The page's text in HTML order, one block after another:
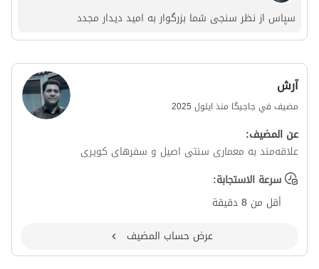
سپاس از نظر سنجی شما بزرگوار به امید دیدار مجدد
آرش
مضيف في جاجیگا منذ ايلول 2025
عن المضيف:
علاقه‌مند به معماری سنتی اصیل و سفرهای کویری
سرعة الاستجابة:
أقل من 8 دقيقة
عرض حساب المضيف